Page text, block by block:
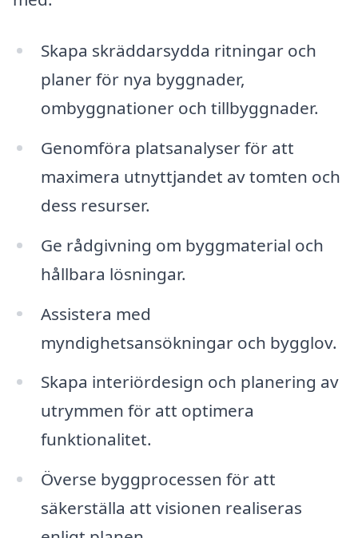
Skapa skräddarsydda ritningar och
planer för nya byggnader,
ombyggnationer och tillbyggnader.
Genomföra platsanalyser för att
maximera utnyttjandet av tomten och
dess resurser.
Ge rådgivning om byggmaterial och
hållbara lösningar.
Assistera med
myndighetsansökningar och bygglov.
Skapa interiördesign och planering av
utrymmen för att optimera
funktionalitet.
Överse byggprocessen för att
säkerställa att visionen realiseras